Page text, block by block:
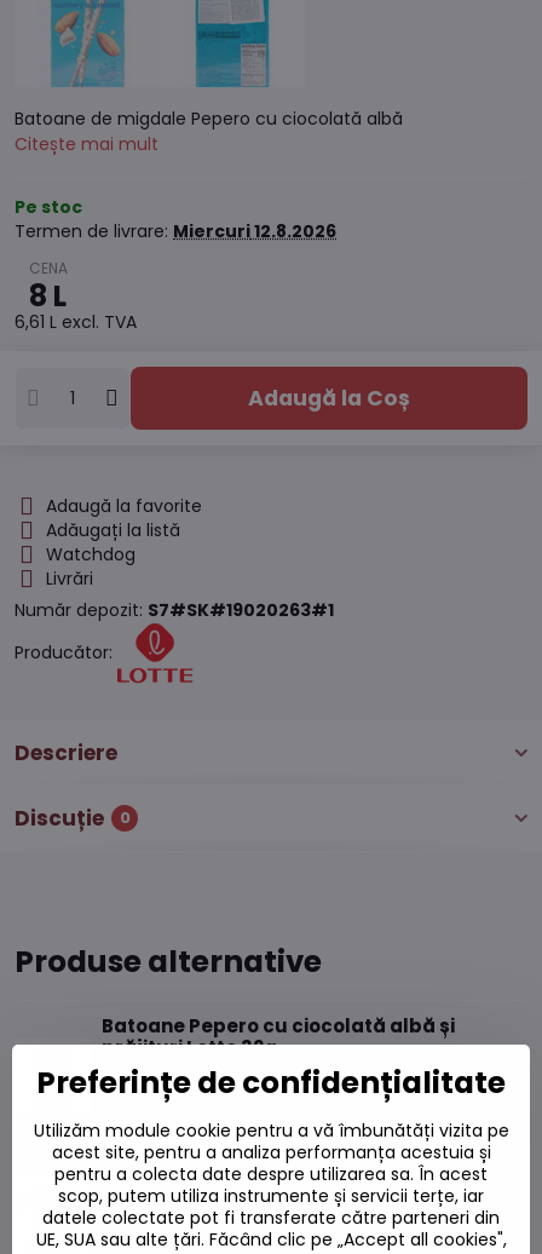
Batoane de migdale Pepero cu ciocolată albă
Citește mai mult
Pe stoc
Termen de livrare: Miercuri12.8.2026
8 L
6,61 L excl. TVA
Adaugă la Coș
Adaugă la favorite
Adăugați la listă
Watchdog
Livrări
Număr depozit: S7#SK#19020263#1
Producător:
Descriere
Discuție 0
Produse alternative
Batoane Pepero cu ciocolată albă și
prăjituri Lotte 32g
Pe stoc
Batoane de ciocolată Pepero Original 47g
Pe stoc
6,73 L Adaugă la Coș
Preferințe de confidențialitate
Utilizăm module cookie pentru a vă îmbunătăți vizita pe
acest site, pentru a analiza performanța acestuia și
pentru a colecta date despre utilizarea sa. În acest
scop, putem utiliza instrumente și servicii terțe, iar
datele colectate pot fi transferate către parteneri din
UE, SUA sau alte țări. Făcând clic pe „Accept all cookies",